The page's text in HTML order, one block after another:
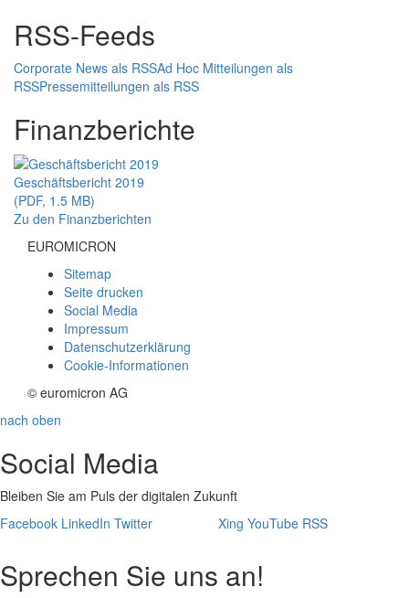
RSS-Feeds
Corporate News als RSSAd Hoc Mitteilungen als
RSSPressemitteilungen als RSS
Finanzberichte
Geschäftsbericht 2019
(PDF, 1.5 MB)
Zu den Finanzberichten
EUROMICRON
Sitemap
Seite drucken
Social Media
Impressum
Datenschutzerklärung
Cookie-Informationen
© euromicron AG
nach oben
Social Media
Bleiben Sie am Puls der digitalen Zukunft
Facebook LinkedIn Twitter Xing YouTube RSS
Sprechen Sie uns an!